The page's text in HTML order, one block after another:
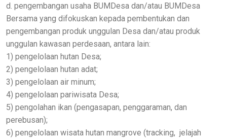
d. pengembangan usaha BUMDesa dan/atau BUMDesa
Bersama yang difokuskan kepada pembentukan dan
pengembangan produk unggulan Desa dan/atau produk
unggulan kawasan perdesaan, antara lain:
1) pengelolaan hutan Desa;
2) pengelolaan hutan adat;
3) pengelolaan air minum;
4) pengelolaan pariwisata Desa;
5) pengolahan ikan (pengasapan, penggaraman, dan
perebusan);
6) pengelolaan wisata hutan mangrove (tracking, jelajah